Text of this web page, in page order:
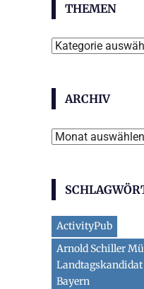
THEMEN
Themen
ARCHIV
Archiv
ActivityPub
Arnold Schiller
Bayern